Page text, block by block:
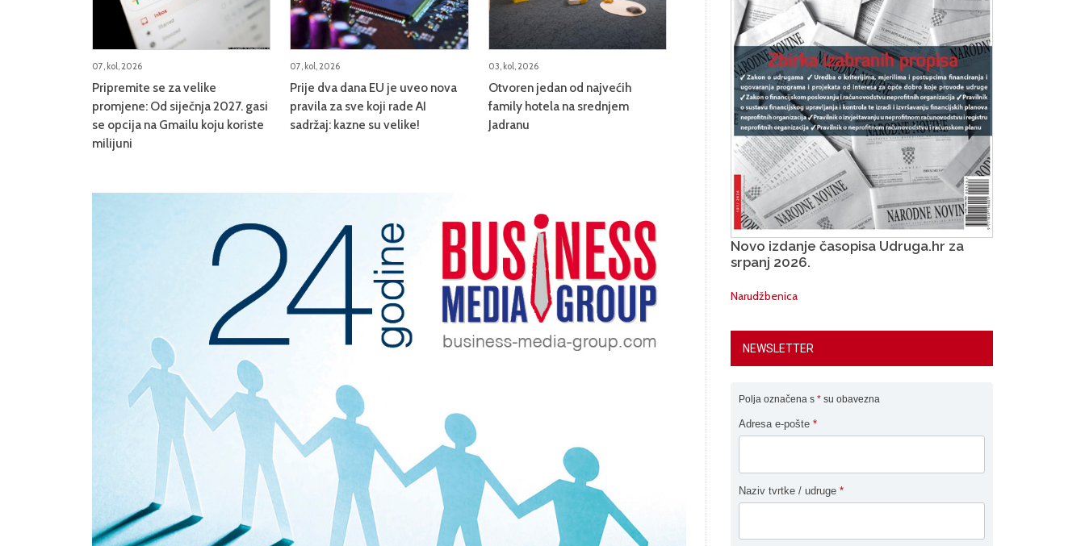
07, kol, 2026
Pripremite se za velike
promjene: Od siječnja 2027. gasi
se opcija na Gmailu koju koriste
milijuni
07, kol, 2026
Prije dva dana EU je uveo nova
pravila za sve koji rade AI
sadržaj: kazne su velike!
03, kol, 2026
Otvoren jedan od najvećih
family hotela na srednjem
Jadranu
Novo izdanje časopisa Udruga.hr za
srpanj 2026.
Narudžbenica
NEWSLETTER
Polja označena s * su obavezna
Adresa e-pošte *
Naziv tvrtke / udruge *